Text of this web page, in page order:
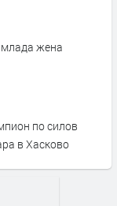
млада жена
по силов
в Хасково